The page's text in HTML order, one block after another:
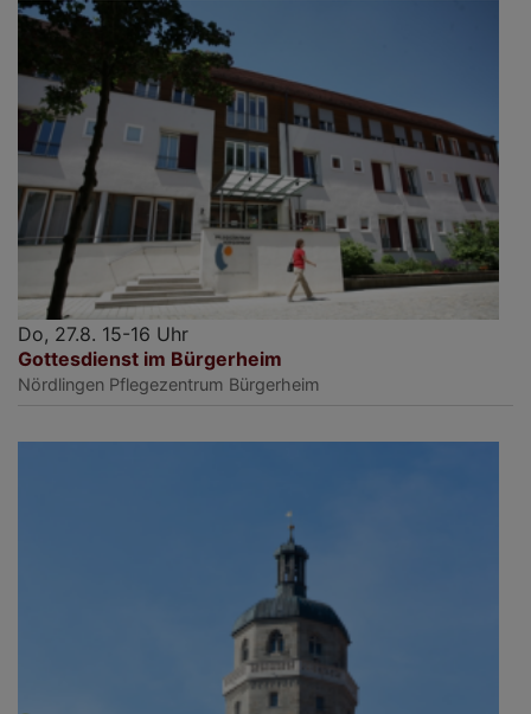
Do, 27.8. 15-16 Uhr
Gottesdienst im Bürgerheim
Nördlingen Pflegezentrum Bürgerheim